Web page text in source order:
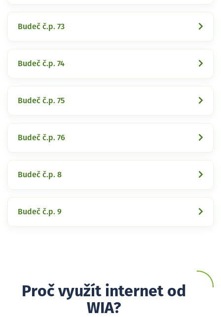
Budeč č.p. 73
Budeč č.p. 74
Budeč č.p. 75
Budeč č.p. 76
Budeč č.p. 8
Budeč č.p. 9
Proč využít internet od
WIA?